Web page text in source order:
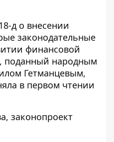
д о внесении
законодательные
финансовой
поданный народным
Гетманцевым,
в первом чтении
законопроект